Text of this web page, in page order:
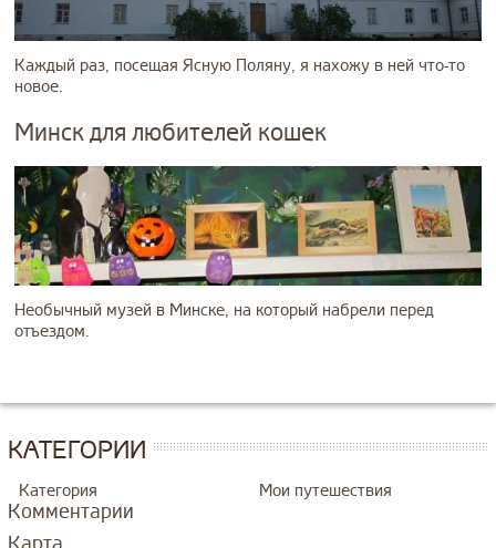
Каждый раз, посещая Ясную Поляну, я нахожу в ней что-то
новое.
Минск для любителей кошек
Необычный музей в Минске, на который набрели перед
отъездом.
КАТЕГОРИИ
Категория Мои путешествия
Комментарии